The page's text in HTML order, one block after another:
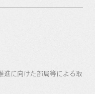
進に向けた部局等による取